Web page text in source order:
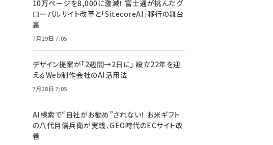
10万ページを8,000に激減！ 富士通が挑んだグ
ローバルサイト改革と「SitecoreAI」移行の舞台
裏
7月29日 7:05
デザイン提案が「2週間→2日に」 設立22年を迎
えるWeb制作会社のAI活用法
7月28日 7:05
AI検索で“自社がお勧め”されない！ お米ギフト
の八代目儀兵衛が実践、GEO時代のECサイト改
善